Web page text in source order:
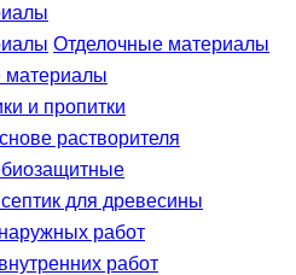
Отделочные материалы
материалы
и пропитки
растворителя
для древесины
работ
работ